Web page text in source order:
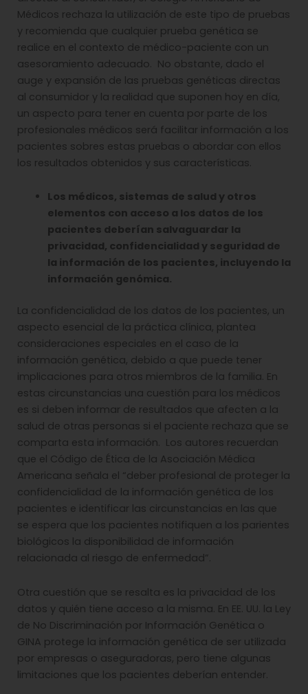
Médicos rechaza la utilización de este tipo de pruebas
y recomienda que cualquier prueba genética se
realice en el contexto de médico-paciente con un
asesoramiento adecuado. No obstante, dado el
auge y expansión de las pruebas genéticas directas
al consumidor y la realidad que suponen hoy en día,
un aspecto para tener en cuenta por parte de los
profesionales médicos será facilitar información a los
pacientes sobres estas pruebas o abordar con ellos
los resultados obtenidos y sus características.
Los médicos, sistemas de salud y otros
elementos con acceso a los datos de los
pacientes deberían salvaguardar la
privacidad, confidencialidad y seguridad de
la información de los pacientes, incluyendo la
información genómica.
La confidencialidad de los datos de los pacientes, un
aspecto esencial de la práctica clínica, plantea
consideraciones especiales en el caso de la
información genética, debido a que puede tener
implicaciones para otros miembros de la familia. En
estas circunstancias una cuestión para los médicos
es si deben informar de resultados que afecten a la
salud de otras personas si el paciente rechaza que se
comparta esta información. Los autores recuerdan
que el Código de Ética de la Asociación Médica
Americana señala el “deber profesional de proteger la
confidencialidad de la información genética de los
pacientes e identificar las circunstancias en las que
se espera que los pacientes notifiquen a los parientes
biológicos la disponibilidad de información
relacionada al riesgo de enfermedad”.
Otra cuestión que se resalta es la privacidad de los
datos y quién tiene acceso a la misma. En EE. UU. la Ley
de No Discriminación por Información Genética o
GINA protege la información genética de ser utilizada
por empresas o aseguradoras, pero tiene algunas
limitaciones que los pacientes deberían entender.